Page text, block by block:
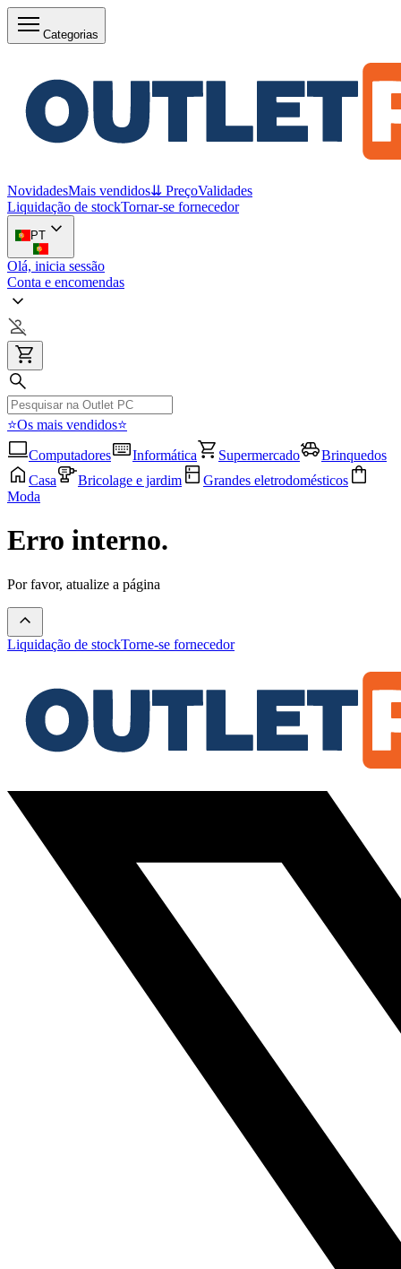
Categorias
NovidadesMais vendidos⇊ PreçoValidades
Liquidação de stockTornar-se fornecedor
PT
Olá, inicia sessão
Conta e encomendas
⭐Os mais vendidos⭐
Computadores
Informática Supermercado
Brinquedos
Casa
Bricolage e jardim
Grandes eletrodomésticos
Moda
Erro interno.
Por favor, atualize a página
Liquidação de stockTorne-se fornecedor